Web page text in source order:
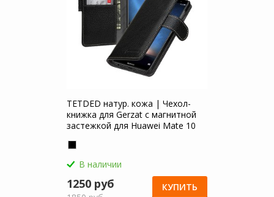
TETDED натур. кожа | Чехол-
книжка для Gerzat с магнитной
застежкой для Huawei Mate 10
В наличии
1250 руб КУПИТЬ